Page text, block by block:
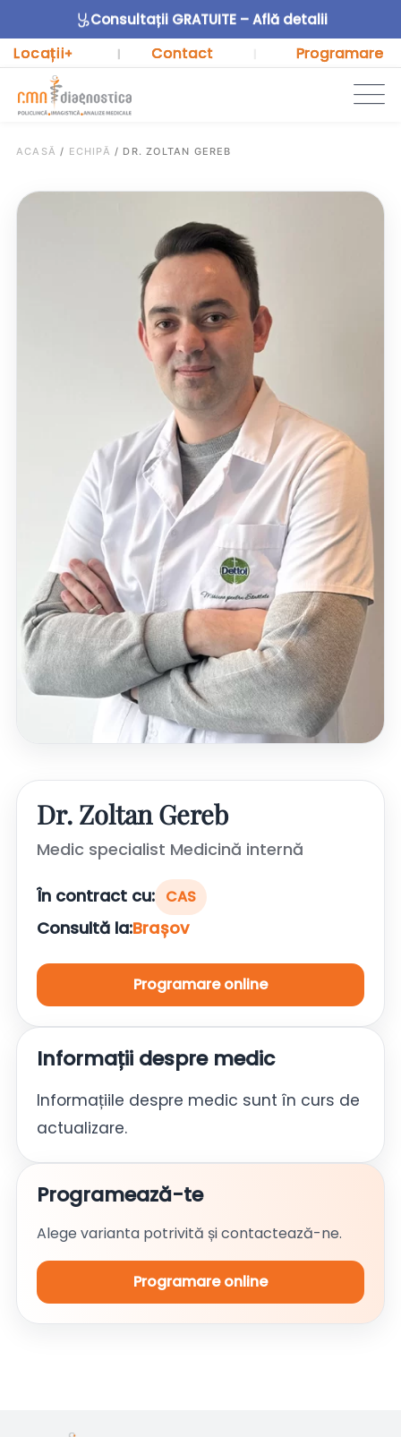
Consultații GRATUITE – Află detalii
Locații+ | Contact Programare
ACASĂ / ECHIPĂ / DR. ZOLTAN GEREB
Dr. Zoltan Gereb
Medic specialist Medicină internă
În contract cu: CAS
Consultă la:Brașov
Programare online
Informații despre medic
Informațiile despre medic sunt în curs de
actualizare.
Programează-te
Alege varianta potrivită și contactează-ne.
Programare online